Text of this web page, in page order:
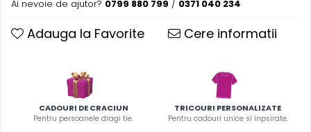
Ai nevoie de ajutor? 0799 880 799 / 0371 040 234
Adauga la Favorite Cere informatii
CADOURI DE CRACIUN
Pentru persoanele dragi tie.
TRICOURI PERSONALIZATE
Pentru cadouri unice si inpsirate.